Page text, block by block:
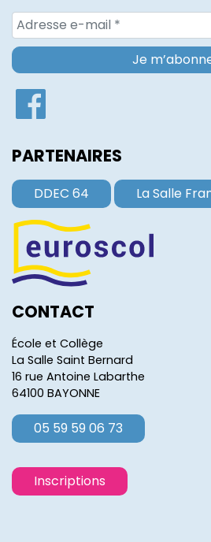
PARTENAIRES
DDEC 64 La Salle
CONTACT
École et Collège
La Salle Saint Bernard
16 rue Antoine Labarthe
64100 BAYONNE
05 59 59 06 73
Inscriptions